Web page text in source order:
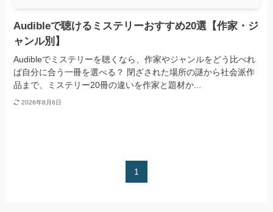
Audibleで聴けるミステリーおすすめ20選【作家・ジ
ャンル別】
Audibleでミステリーを聴くなら、作家やジャンルをどう比べれ
ば自分に合う一冊を選べる？ 閉ざされた場所の謎から社会派作
品まで、ミステリー20冊の違いを作家と題材か...
2026年8月6日
1